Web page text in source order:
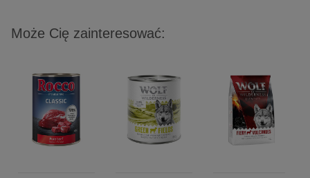
Może Cię zainteresować: